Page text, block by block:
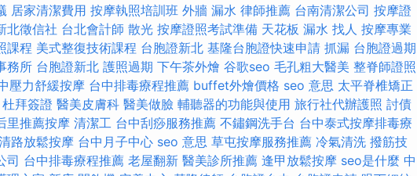
居家清潔費用 按摩執照培訓班 外牆 漏水 律師推薦 台南清潔公司 按摩證
北徵信社 台北會計師 散光 按摩證照考試準備 天花板 漏水 找人 按摩專業
課程 美式整復技術課程 台胞證新北 基隆台胞證快速申請 抓漏 台胞證過期
務所 台胞證新北 護照過期 下午茶外燴 谷歌seo 毛孔粗大醫美 整脊師證照
壓力舒緩按摩 台中排毒療程推薦 buffet外燴價格 seo 意思 太平脊椎矯正
杜拜簽證 醫美皮膚科 醫美做臉 輔聽器的功能與使用 旅行社代辦護照 討債
里推薦按摩 清潔工 台中刮痧服務推薦 不鏽鋼洗手台 台中泰式按摩排毒療
路放鬆按摩 台中月子中心 seo 意思 草屯按摩服務推薦 冷氣清洗 撥筋技
司 台中排毒療程推薦 老屋翻新 醫美診所推薦 逢甲放鬆按摩 seo是什麼 中